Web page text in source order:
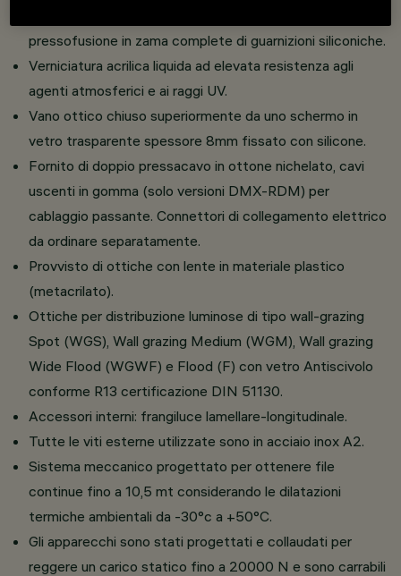
pressofusione in zama complete di guarnizioni siliconiche.
Verniciatura acrilica liquida ad elevata resistenza agli
agenti atmosferici e ai raggi UV.
Vano ottico chiuso superiormente da uno schermo in
vetro trasparente spessore 8mm fissato con silicone.
Fornito di doppio pressacavo in ottone nichelato, cavi
uscenti in gomma (solo versioni DMX-RDM) per
cablaggio passante. Connettori di collegamento elettrico
da ordinare separatamente.
Provvisto di ottiche con lente in materiale plastico
(metacrilato).
Ottiche per distribuzione luminose di tipo wall-grazing
Spot (WGS), Wall grazing Medium (WGM), Wall grazing
Wide Flood (WGWF) e Flood (F) con vetro Antiscivolo
conforme R13 certificazione DIN 51130.
Accessori interni: frangiluce lamellare-longitudinale.
Tutte le viti esterne utilizzate sono in acciaio inox A2.
Sistema meccanico progettato per ottenere file
continue fino a 10,5 mt considerando le dilatazioni
termiche ambientali da -30°c a +50°C.
Gli apparecchi sono stati progettati e collaudati per
reggere un carico statico fino a 20000 N e sono carrabili